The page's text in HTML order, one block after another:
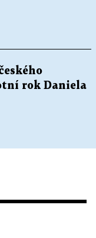
rok Daniela